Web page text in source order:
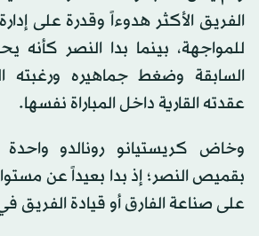
الفريق الأكثر هدوءاً وقدرة على
للمواجهة، بينما بدا النصر
السابقة وضغط جماهيره ورغبته
عقدته القارية داخل المباراة نفسها.
وخاض كريستيانو رونالدو واحدة
بقميص النصر؛ إذ بدا بعيداً عن
على صناعة الفارق أو قيادة